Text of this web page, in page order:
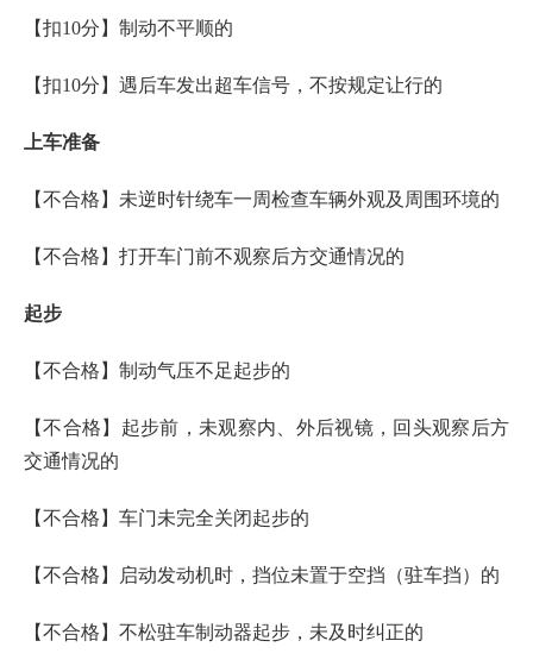
【扣10分】制动不平顺的
【扣10分】遇后车发出超车信号，不按规定让行的
上车准备
【不合格】未逆时针绕车一周检查车辆外观及周围环境的
【不合格】打开车门前不观察后方交通情况的
起步
【不合格】制动气压不足起步的
【不合格】起步前，未观察内、外后视镜，回头观察后方
交通情况的
【不合格】车门未完全关闭起步的
【不合格】启动发动机时，挡位未置于空挡（驻车挡）的
【不合格】不松驻车制动器起步，未及时纠正的